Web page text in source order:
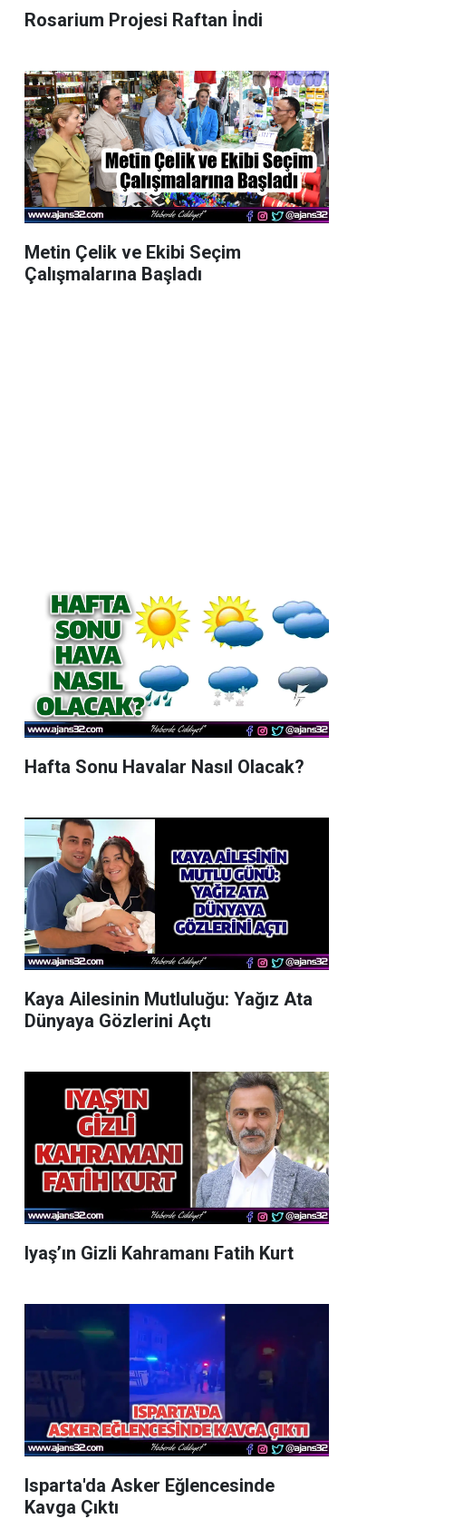
Rosarium Projesi Raftan İndi
Metin Çelik ve Ekibi Seçim
Çalışmalarına Başladı
Hafta Sonu Havalar Nasıl Olacak?
Kaya Ailesinin Mutluluğu: Yağız Ata
Dünyaya Gözlerini Açtı
Iyaş’ın Gizli Kahramanı Fatih Kurt
Isparta'da Asker Eğlencesinde
Kavga Çıktı